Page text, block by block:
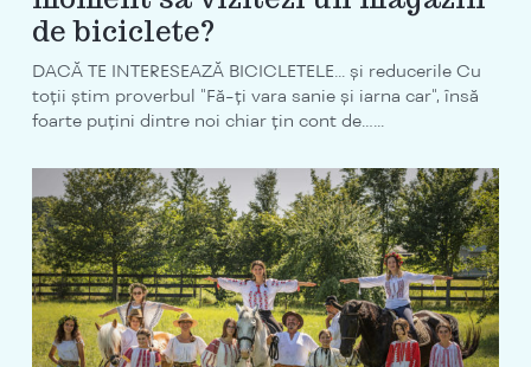
de biciclete?
DACĂ TE INTERESEAZĂ BICICLETELE... și reducerile Cu
toții știm proverbul "Fă-ți vara sanie și iarna car", însă
foarte puțini dintre noi chiar țin cont de…...